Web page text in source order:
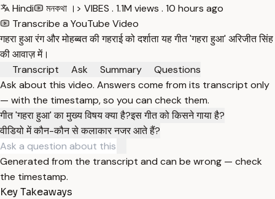
Hindi
মনকথা ।> VIBES . 1.1M views . 10 hours ago
Transcribe a YouTube Video
गहरा हुआ रंग और मोहब्बत की गहराई को दर्शाता यह गीत 'गहरा हुआ' अरिजीत सिंह
की आवाज़ में।
Transcript
Ask Summary
Questions
Ask about this video. Answers come from its transcript only
— with the timestamp, so you can check them.
गीत 'गहरा हुआ' का मुख्य विषय क्या है?इस गीत को किसने गाया है?
वीडियो में कौन-कौन से कलाकार नजर आते हैं?
Generated from the transcript and can be wrong — check
the timestamp.
Key Takeaways